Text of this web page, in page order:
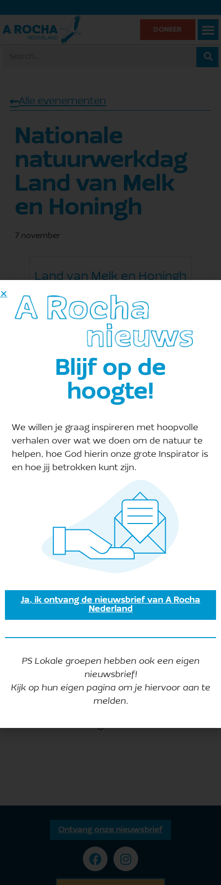
DONEER
Alle evenementen
Nationale
natuurwerkdag
Land van Melk
en Honingh
7 november
Land van Melk en Honingh
Hooglandsedijk, Ellewoutsdijk
+ Google Maps
Toevoegen aan kalender
A Rocha Zeeland
zeeland@arocha.org
Ontvang onze nieuwsbrief
Blijf op de
hoogte!
We willen je graag inspireren met hoopvolle
verhalen over wat we doen om de natuur te
helpen, hoe God hierin onze grote Inspirator is
en hoe jij betrokken kunt zijn.
Ja, ik ontvang de nieuwsbrief van A Rocha
Nederland
PS Lokale groepen hebben ook een eigen
nieuwsbrief!
Kijk op hun eigen pagina om je hiervoor aan te
melden.